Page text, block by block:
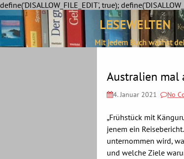
define('DISALLOW_FILE_EDIT', true);
LESEWELTEN
Mit jedem Buch wächst
Australien mal
4. Januar 2021 No
„Frühstück mit
jenem ein
unternommen wird,
und welche Ziele